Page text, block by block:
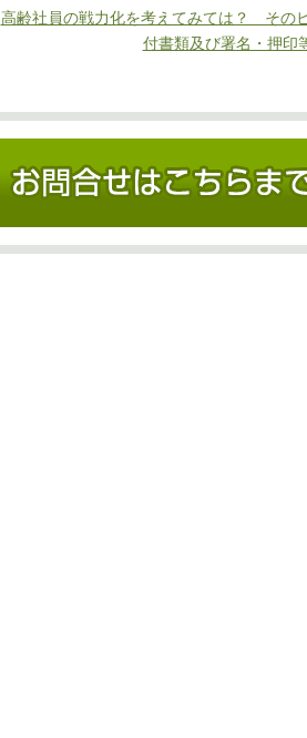
高齢社員の戦力化を考えてみては？ その
付書類及び署名・押印